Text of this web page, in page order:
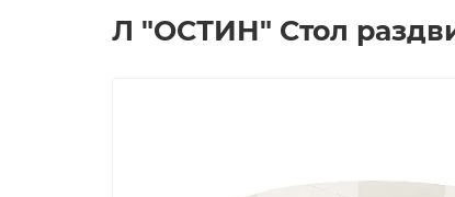
Л "ОСТИН" Стол